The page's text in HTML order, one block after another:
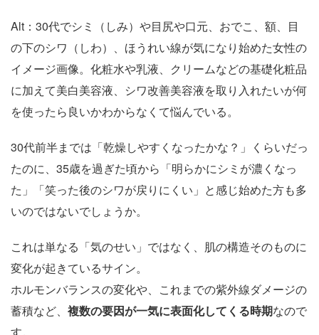
Alt：30代でシミ（しみ）や目尻や口元、おでこ、額、目
の下のシワ（しわ）、ほうれい線が気になり始めた女性の
イメージ画像。化粧水や乳液、クリームなどの基礎化粧品
に加えて美白美容液、シワ改善美容液を取り入れたいが何
を使ったら良いかわからなくて悩んでいる。
30代前半までは「乾燥しやすくなったかな？」くらいだっ
たのに、35歳を過ぎた頃から「明らかにシミが濃くなっ
た」「笑った後のシワが戻りにくい」と感じ始めた方も多
いのではないでしょうか。
これは単なる「気のせい」ではなく、肌の構造そのものに
変化が起きているサイン。
ホルモンバランスの変化や、これまでの紫外線ダメージの
蓄積など、 複数の要因が一気に表面化してくる時期なので